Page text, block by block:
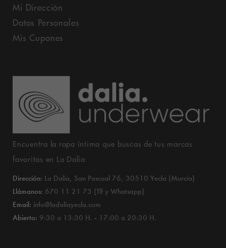
Mi Dirección
Datos Personales
Mis Cupones
Encuentra la ropa íntima que buscas de tus marcas
favoritas en La Dalia
Dirección: La Dalia, San Pascual 76, 30510 Yecla (Murcia)
Llámanos: 670 11 21 73 (Tlf y Whatsapp)
Email: info@ladaliayecla.com
Abierto: 9:30 a 13:30 H. - 17:00 a 20:30 H.